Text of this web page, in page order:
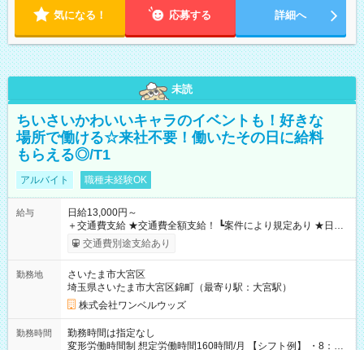
気になる！ 応募する 詳細へ
未読
ちいさいかわいいキャラのイベントも！好きな
場所で働ける☆来社不要！働いたその日に給料
もらえる◎/T1
アルバイト 職種未経験OK
給与
日給13,000円～
＋交通費支給 ★交通費全額支給！ ┗案件により規定あり ★日払
いOK！（規定あり） ┗働いたその日に現金GET♪ お仕事後はコ
ンビニATMから 日払い分を引き落とせます！ 【試用期間】試
交通費別途支給あり
勤務地
さいたま市大宮区
埼玉県さいたま市大宮区錦町（最寄り駅：大宮駅）
株式会社ワンベルウッズ
勤務時間
勤務時間は指定なし
変形労働時間制 想定労働時間160時間/月 【シフト例】 ・8：00